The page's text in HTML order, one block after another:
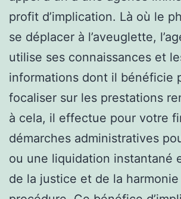
profit d’implication. Là où le
se déplacer à l’aveuglette,
utilise ses connaissances et
informations dont il bénéficie
focaliser sur les prestations
à cela, il effectue pour votre
démarches administratives
ou une liquidation instantané
de la justice et de la